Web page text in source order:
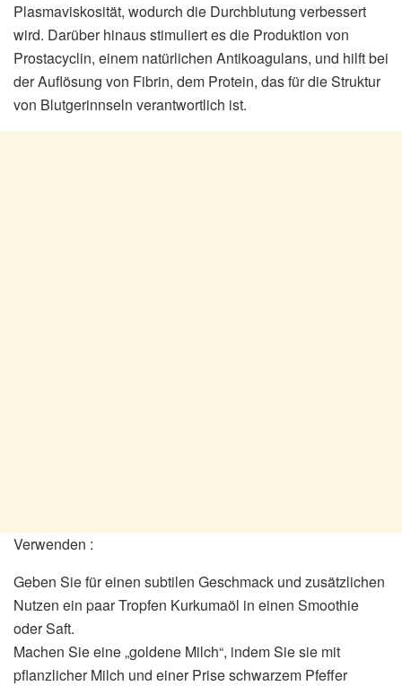
Plasmaviskosität, wodurch die Durchblutung verbessert
wird. Darüber hinaus stimuliert es die Produktion von
Prostacyclin, einem natürlichen Antikoagulans, und hilft bei
der Auflösung von Fibrin, dem Protein, das für die Struktur
von Blutgerinnseln verantwortlich ist.
Verwenden :
Geben Sie für einen subtilen Geschmack und zusätzlichen
Nutzen ein paar Tropfen Kurkumaöl in einen Smoothie
oder Saft.
Machen Sie eine „goldene Milch“, indem Sie sie mit
pflanzlicher Milch und einer Prise schwarzem Pfeffer